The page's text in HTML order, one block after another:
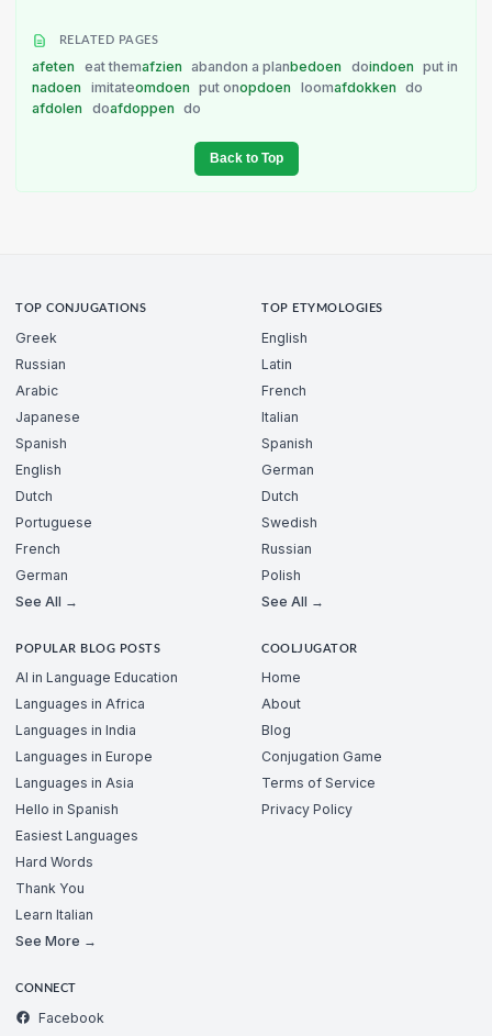
RELATED PAGES
afeten eat themafzien abandon a planbedoen doindoen
put in
nadoen
imitateomdoen put onopdoen loomafdokken
do
afdolen
doafdoppen do
Back to Top
TOP CONJUGATIONS
Greek
Russian
Arabic
Japanese
Spanish
English
Dutch
Portuguese
French
German
See All →
TOP ETYMOLOGIES
English
Latin
French
Italian
Spanish
German
Dutch
Swedish
Russian
Polish
See All →
POPULAR BLOG POSTS
AI in Language Education
Languages in Africa
Languages in India
Languages in Europe
Languages in Asia
Hello in Spanish
Easiest Languages
Hard Words
Thank You
Learn Italian
See More →
COOLJUGATOR
Home
About
Blog
Conjugation Game
Terms of Service
Privacy Policy
CONNECT
Facebook